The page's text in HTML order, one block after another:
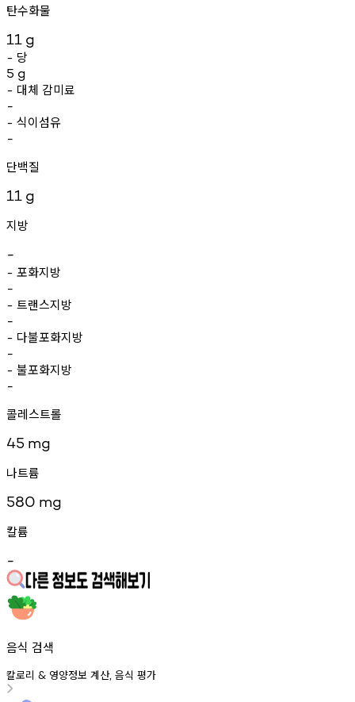
탄수화물
11 g
- 당
5 g
- 대체 감미료
-
- 식이섬유
-
단백질
11 g
지방
-
- 포화지방
-
- 트랜스지방
-
- 다불포화지방
-
- 불포화지방
-
콜레스트롤
45 mg
나트륨
580 mg
칼륨
-
음식 검색
칼로리 & 영양정보 계산, 음식 평가